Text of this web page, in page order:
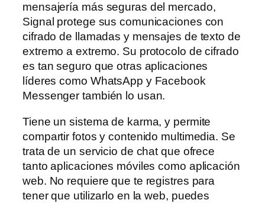
mensajería más seguras del mercado,
Signal protege sus comunicaciones con
cifrado de llamadas y mensajes de texto de
extremo a extremo. Su protocolo de cifrado
es tan seguro que otras aplicaciones
líderes como WhatsApp y Facebook
Messenger también lo usan.
Tiene un sistema de karma, y permite
compartir fotos y contenido multimedia. Se
trata de un servicio de chat que ofrece
tanto aplicaciones móviles como aplicación
web. No requiere que te registres para
tener que utilizarlo en la web, puedes